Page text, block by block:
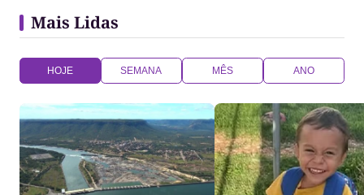
das gestões locais. A comitiva de Paraíso contou ainda
com […]
Mais Lidas
HOJE SEMANA MÊS ANO